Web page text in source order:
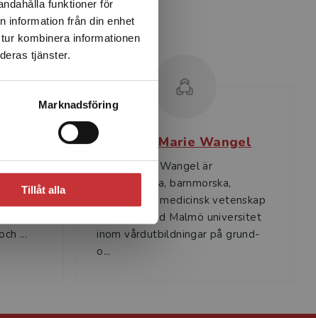
funktioner för
information från din enhet
kombinera informationen
tjänster.
Marknadsföring
Tillåt alla
i
...
Anne-Marie Wangel
Anne-Marie Wangel är
sjuksköterska, barnmorska,
disputerad i medicinsk vetenskap
och lektor vid Malmö universitet
inom vårdutbildningar på grund-
o...